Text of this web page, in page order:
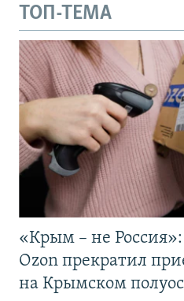
ТОП-ТЕМА
«Крым – не
Ozon прекратил
на Крымском